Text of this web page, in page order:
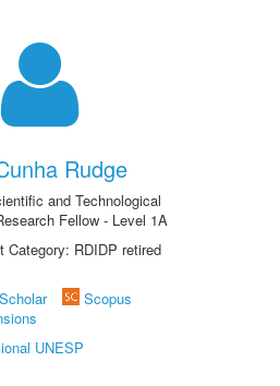
Rudge
and Technological
Fellow - Level 1A
Category: RDIDP retired
Scopus
UNESP